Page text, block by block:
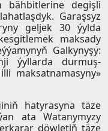
bähbitlerine degişli
Garaşsyz
geljek 30 ýylda
maksady
Galkynyşy:
ýyllarda durmuş-
maksatnamasyny»
hatyrasyna täze
ata Watanymyzy
döwletiň täze